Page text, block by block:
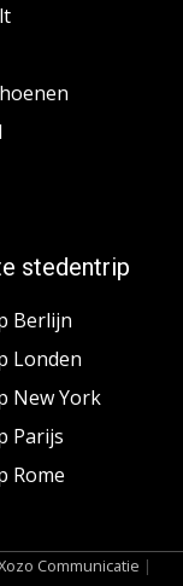
stedentrip
Berlijn
Londen
New York
Parijs
Rome
Communicatie |